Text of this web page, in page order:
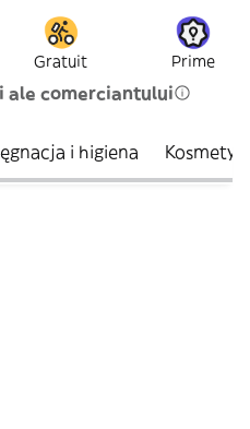
Gratuit Prime
ale comerciantului
i higiena Kosmetyki